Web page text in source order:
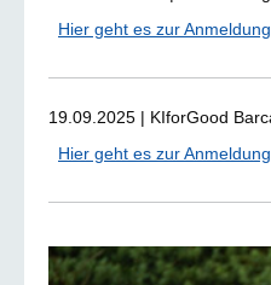
Hier geht es zur Anmeldung
19.09.2025 | KIforGood
Hier geht es zur Anmeldung